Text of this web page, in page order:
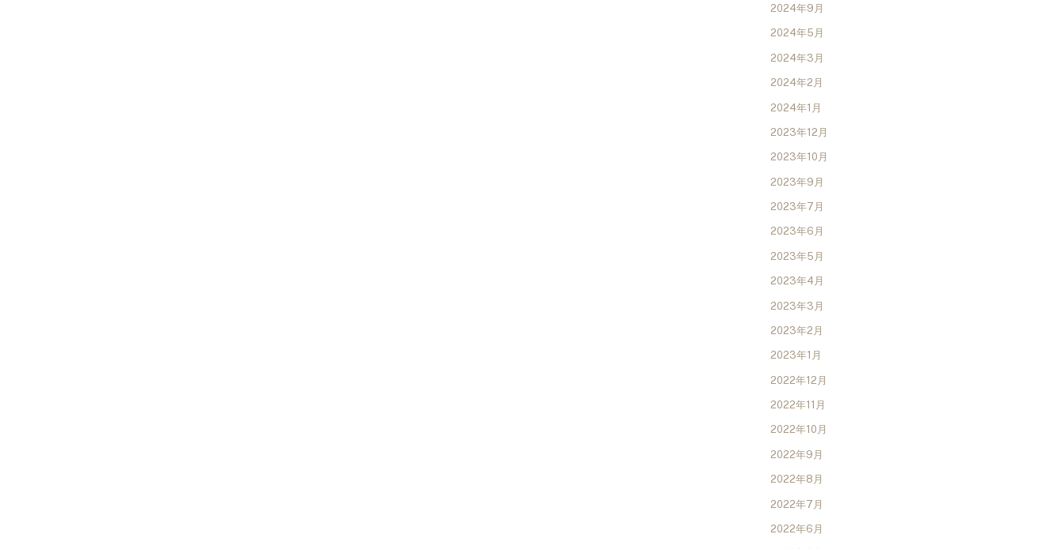
2024年9月
2024年5月
2024年3月
2024年2月
2024年1月
2023年12月
2023年10月
2023年9月
2023年7月
2023年6月
2023年5月
2023年4月
2023年3月
2023年2月
2023年1月
2022年12月
2022年11月
2022年10月
2022年9月
2022年8月
2022年7月
2022年6月